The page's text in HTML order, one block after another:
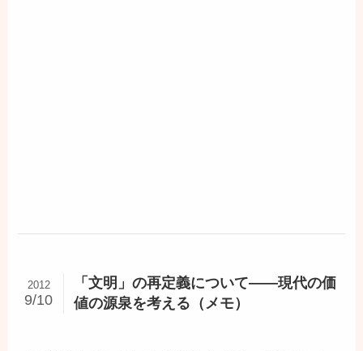
「文明」の再定義について――現代の価
値の源泉を考える（メモ）
2012
9/10